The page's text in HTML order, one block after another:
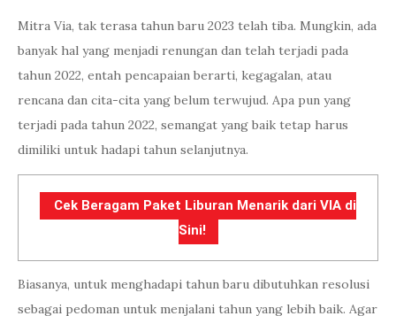
Mitra Via, tak terasa tahun baru 2023 telah tiba. Mungkin, ada
banyak hal yang menjadi renungan dan telah terjadi pada
tahun 2022, entah pencapaian berarti, kegagalan, atau
rencana dan cita-cita yang belum terwujud. Apa pun yang
terjadi pada tahun 2022, semangat yang baik tetap harus
dimiliki untuk hadapi tahun selanjutnya.
Cek Beragam Paket Liburan Menarik dari VIA di
Sini!
Biasanya, untuk menghadapi tahun baru dibutuhkan resolusi
sebagai pedoman untuk menjalani tahun yang lebih baik. Agar